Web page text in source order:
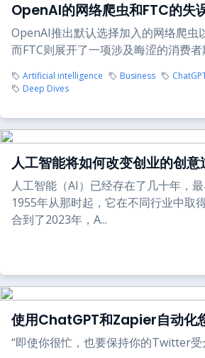
OpenAI的网络爬虫和FTC的失
OpenAI推出默认选择加入的网络爬虫
而FTC则展开了一项涉及晦涩的消费
Artificial intelligence Business
Deep Dives
人工智能将如何改变创业的创意
人工智能（AI）已经存在了几十年，
1955年从那时起，它在不同行业中取
合到了2023年，A...
使用ChatGPT和Zapier自动化
“即使你很忙，也要保持你的Twitter受